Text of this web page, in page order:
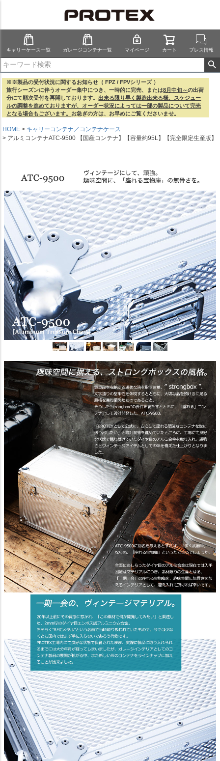
キャリーケース一覧 ガレージコンテナ一覧 マイページ カート プレス情報
※※製品の受付状況に関するお知らせ（ FPZ / FPVシリーズ ）
旅行シーズンに伴うオーダー集中につき、一時的に完売、または8月中旬～の出荷
分にて順次受付を再開しております。出来る限り早く製造出来る様、スケジュー
ルの調整を進めておりますが、オーダー状況によっては一部の製品について完売
となる場合もございます。 お急ぎの方は、お早めにご覧くださいませ。
HOME
キャリーコンテナ／コンテナケース
アルミコンテナATC-9500 【国産コンテナ】【容量約95L】【完全限定生産版】